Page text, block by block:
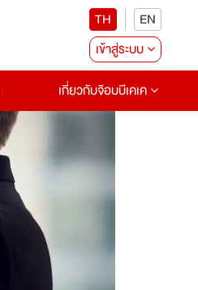
TH
EN
เข้าสู่ระบบ
เกี่ยวกับจ๊อบบีเคเค